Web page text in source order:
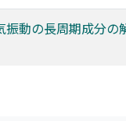
振動の長周期成分の